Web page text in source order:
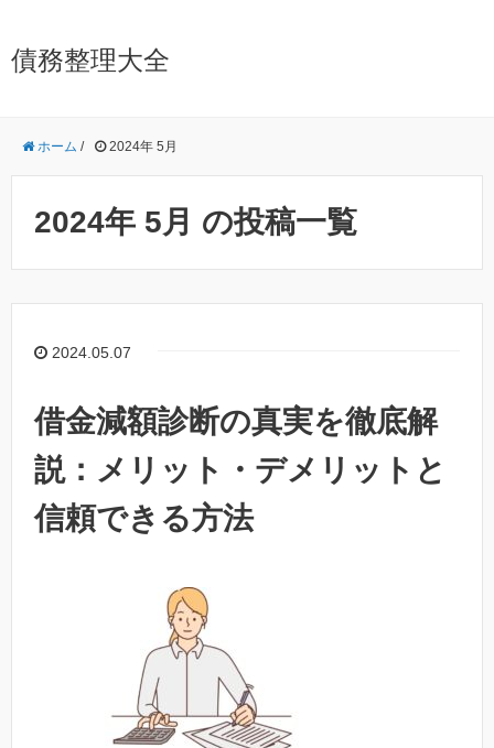
債務整理大全
ホーム / 2024年 5月
2024年 5月 の投稿一覧
2024.05.07
借金減額診断の真実を徹底解
説：メリット・デメリットと
信頼できる方法